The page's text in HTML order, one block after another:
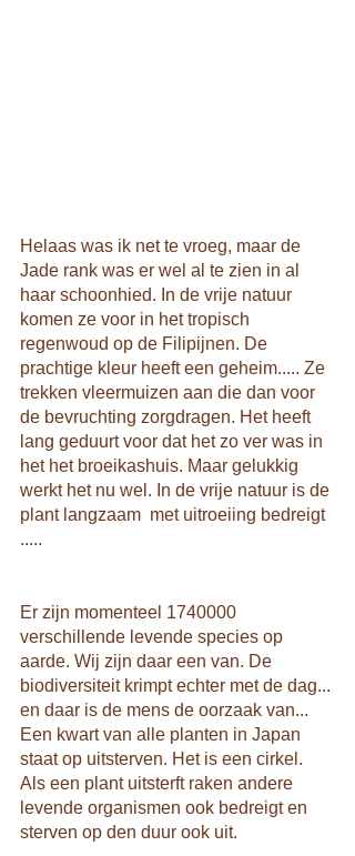
Helaas was ik net te vroeg, maar de
Jade rank was er wel al te zien in al
haar schoonhied. In de vrije natuur
komen ze voor in het tropisch
regenwoud op de Filipijnen. De
prachtige kleur heeft een geheim..... Ze
trekken vleermuizen aan die dan voor
de bevruchting zorgdragen. Het heeft
lang geduurt voor dat het zo ver was in
het het broeikashuis. Maar gelukkig
werkt het nu wel. In de vrije natuur is de
plant langzaam  met uitroeiing bedreigt
.....
Er zijn momenteel 1740000
verschillende levende species op
aarde. Wij zijn daar een van. De
biodiversiteit krimpt echter met de dag...
en daar is de mens de oorzaak van...
Een kwart van alle planten in Japan
staat op uitsterven. Het is een cirkel.
Als een plant uitsterft raken andere
levende organismen ook bedreigt en
sterven op den duur ook uit.